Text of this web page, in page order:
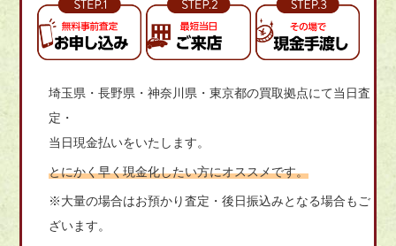
埼玉県・長野県・神奈川県・東京都の買取拠点にて当日査
定・
当日現金払いをいたします。
とにかく早く現金化したい方にオススメです。
※大量の場合はお預かり査定・後日振込みとなる場合もご
ざいます。